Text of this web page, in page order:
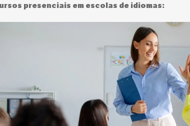
presenciais em escolas de idiomas: